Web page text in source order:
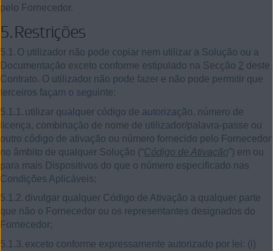
pelo Fornecedor.
5.Restrições
5.1. O utilizador não pode copiar nem utilizar a Solução ou a
Documentação exceto conforme estipulado na Secção 2 deste
Contrato. O utilizador não pode fazer e não pode permitir que
terceiros façam o seguinte:
5.1.1. utilizar qualquer código de autorização, número de
licença, combinação de nome de utilizador/palavra-passe ou
outro código de ativação ou número fornecido pelo Fornecedor
no âmbito de qualquer Solução (“Código de Ativação”) em ou
para mais Dispositivos do que o número especificado nas
Condições Aplicáveis;
5.1.2. divulgar qualquer Código de Ativação a qualquer parte
que não o Fornecedor ou os representantes designados do
Fornecedor;
5.1.3. exceto conforme expressamente autorizado por lei: (i)